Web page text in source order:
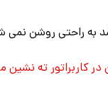
به راحتی روشن
کاربراتور ته